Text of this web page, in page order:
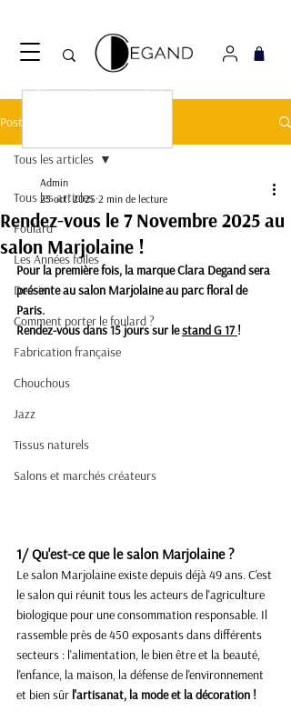
Découvrez notre nouveau foulard Django ! Cliquez
Post
Tous les articles
Foulard
Les Années folles
Dessin
Comment porter le foulard ?
Fabrication française
Chouchous
Jazz
Tissus naturels
Salons et marchés créateurs
Tous les articles
Rendez-vous le 7 Novembre 2025 au
salon Marjolaine !
Admin
25 oct. 2025 2 min de lecture
Pour la première fois, la marque Clara Degand sera
présente au salon Marjolaine au parc floral de
Paris.
Rendez-vous dans 15 jours sur lestand G 17 !
1/ Qu'est-ce que le salon Marjolaine ?
Le salon Marjolaine existe depuis déjà 49 ans. C'est
le salon qui réunit tous les acteurs de l'agriculture
biologique pour une consommation responsable. Il
rassemble près de 450 exposants dans différents
secteurs : l'alimentation, le bien être et la beauté,
l'enfance, la maison, la défense de l'environnement
et bien sûr l'artisanat, la mode et la décoration !